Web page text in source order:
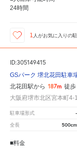
24時間
1 人がお気に入りの
ID:305149415
GSパーク 堺北花田駐車
北花田駅から 187m 徒歩
大阪府堺市北区宮本町4-1
駐車場形式 -
全長 500cm
■料金